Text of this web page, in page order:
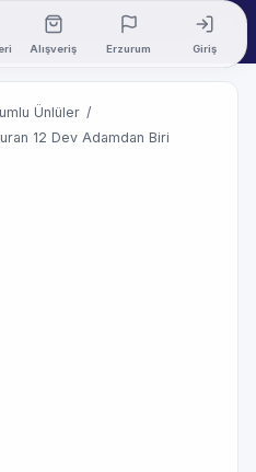
Alışveriş Erzurum Giriş
Ünlüler /
12 Dev Adamdan Biri